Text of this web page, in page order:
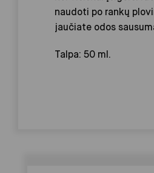
naudoti po rankų
jaučiate odos
Talpa: 50 ml.